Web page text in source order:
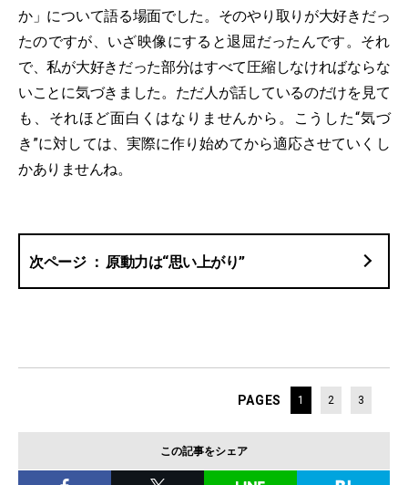
か」について語る場面でした。そのやり取りが大好きだっ
たのですが、いざ映像にすると退屈だったんです。それ
で、私が大好きだった部分はすべて圧縮しなければならな
いことに気づきました。ただ人が話しているのだけを見て
も、それほど面白くはなりませんから。こうした“気づ
き”に対しては、実際に作り始めてから適応させていくし
かありませんね。
原動力は“思い上がり”
PAGES 1 2 3
この記事をシェア